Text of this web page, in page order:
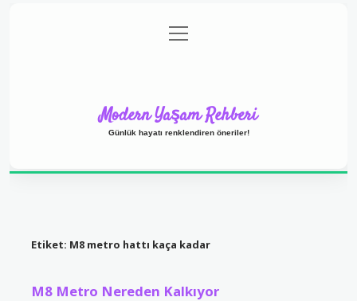
Gizlilik Politikası
menüyü
aç
Modern Yaşam Rehberi
Günlük hayatı renklendiren öneriler!
Etiket: M8 metro hattı kaça kadar
M8 Metro Nereden Kalkıyor